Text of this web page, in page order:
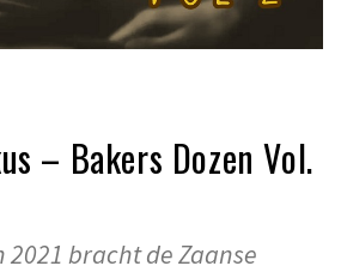
– Bakers Dozen Vol.
bracht de Zaanse